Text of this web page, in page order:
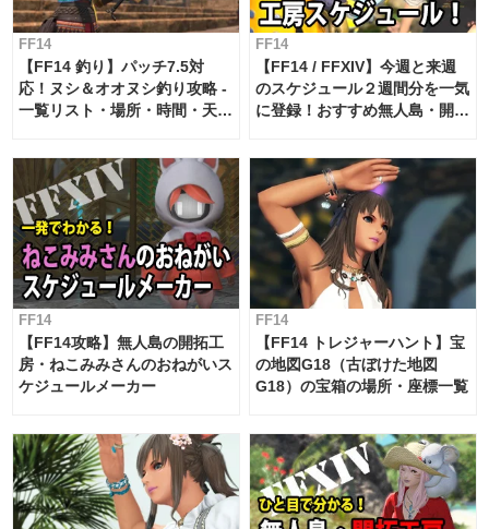
FF14
【FF14 釣り】パッチ7.5対
応！ヌシ＆オオヌシ釣り攻略 -
一覧リスト・場所・時間・天
FF14
【FF14 / FFXIV】今週と来週
のスケジュール２週間分を一気
に登録！おすすめ無人島・開拓
対応 / 毎週更新中】
FF14
【FF14攻略】無人島の開拓工
房・ねこみみさんのおねがいス
ケジュールメーカー
FF14
【FF14 トレジャーハント】宝
の地図G18（古ぼけた地図
G18）の宝箱の場所・座標一覧